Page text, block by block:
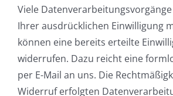
Viele
Ihrer ausdrücklichen Einwilligung
können eine bereits erteilte
widerrufen. Dazu reicht eine
per E-Mail an uns. Die
Widerruf erfolgten